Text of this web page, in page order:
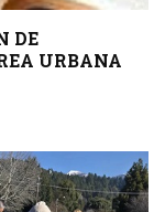
DE
URBANA